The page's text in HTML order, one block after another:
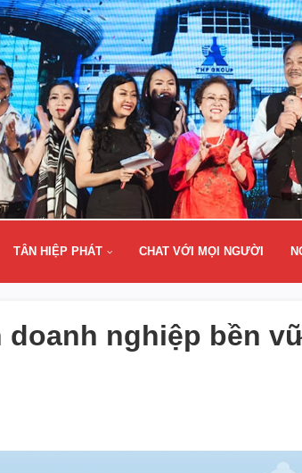
TÂN HIỆP PHÁT CHAT VỚI MỌI NGƯỜI
nghiệp bền